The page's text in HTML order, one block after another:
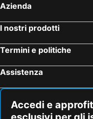
Azienda
I nostri prodotti
Termini e politiche
Assistenza
Accedi e